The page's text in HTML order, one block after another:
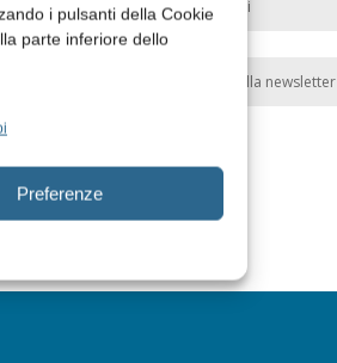
i pulsanti della Cookie
parte inferiore dello
Preferenze
Abbonati
Iscriviti alla newsletter